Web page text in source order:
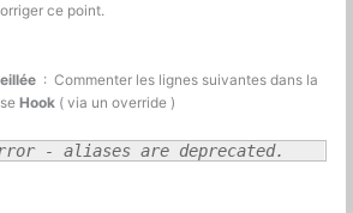
ce point.
: Commenter les lignes suivantes dans la
Hook ( via un override )
- aliases are deprecated.